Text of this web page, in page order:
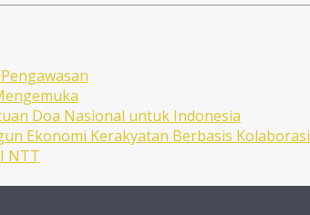
Doa Nasional untuk Indonesia
Ekonomi Kerakyatan Berbasis Kolaborasi
NTT